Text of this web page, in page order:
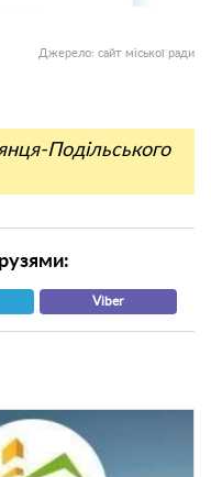
Джерело: сайт міської ради
Подільського
Viber